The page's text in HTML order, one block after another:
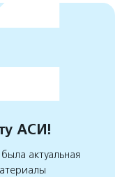
АСИ!
актуальная